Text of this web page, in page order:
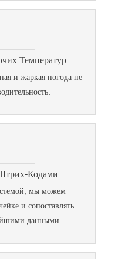
Температур
и жаркая погода не
Кодами
мы можем
и сопоставлять
данными.